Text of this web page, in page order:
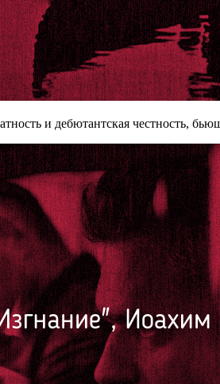
и дебютантская честность,